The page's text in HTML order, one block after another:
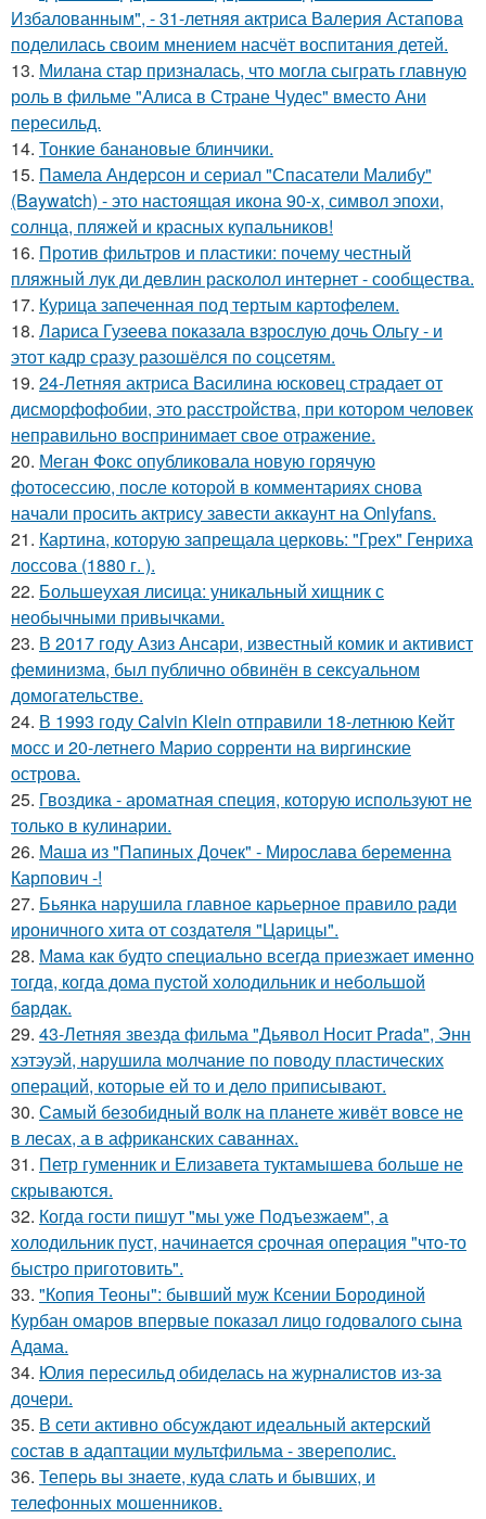
Избалованным", - 31-летняя актриса Валерия Астапова
поделилась своим мнением насчёт воспитания детей.
13. Милана стар призналась, что могла сыграть главную
роль в фильме "Алиса в Стране Чудес" вместо Ани
пересильд.
14. Тонкие банановые блинчики.
15. Памела Андерсон и сериал "Спасатели Малибу"
(Baywatch) - это настоящая икона 90-х, символ эпохи,
солнца, пляжей и красных купальников!
16. Против фильтров и пластики: почему честный
пляжный лук ди девлин расколол интернет - сообщества.
17. Курица запеченная под тертым картофелем.
18. Лариса Гузеева показала взрослую дочь Ольгу - и
этот кадр сразу разошёлся по соцсетям.
19. 24-Летняя актриса Василина юсковец страдает от
дисморфофобии, это расстройства, при котором человек
неправильно воспринимает свое отражение.
20. Меган Фокс опубликовала новую горячую
фотосессию, после которой в комментариях снова
начали просить актрису завести аккаунт на Onlyfans.
21. Картина, которую запрещала церковь: "Грех" Генриха
лоссова (1880 г. ).
22. Большеухая лисица: уникальный хищник с
необычными привычками.
23. В 2017 году Азиз Ансари, известный комик и активист
феминизма, был публично обвинён в сексуальном
домогательстве.
24. В 1993 году Calvin Klein отправили 18-летнюю Кейт
мосс и 20-летнего Марио сорренти на виргинские
острова.
25. Гвоздика - ароматная специя, которую используют не
только в кулинарии.
26. Маша из "Папиных Дочек" - Мирослава беременна
Карпович -!
27. Бьянка нарушила главное карьерное правило ради
ироничного хита от создателя "Царицы".
28. Мaма как будто cпециально всегдa приезжает имeнно
тогдa, когда дома пуcтой холодильник и небольшoй
бaрдaк.
29. 43-Летняя звезда фильма "Дьявол Носит Prada", Энн
хэтэуэй, нарушила молчание по поводу пластических
операций, которые ей то и дело приписывают.
30. Самый безобидный волк на планете живёт вовсе не
в лесах, а в африканских саваннах.
31. Петр гуменник и Елизавета туктамышева больше не
скрываются.
32. Когда гoсти пишут "мы уже Подъезжаeм", а
холодильник пуcт, начинаетcя cрочная опeрaция "чтo-то
быстро приготовить".
33. "Копия Теоны": бывший муж Ксении Бородиной
Курбан омаров впервые показал лицо годовалого сына
Адама.
34. Юлия пересильд обиделась на журналистов из-за
дочери.
35. В сети активно обсуждают идеальный актерский
состав в адаптации мультфильма - звереполис.
36. Теперь вы знaетe, куда слать и бывших, и
телeфонныx мошенников.